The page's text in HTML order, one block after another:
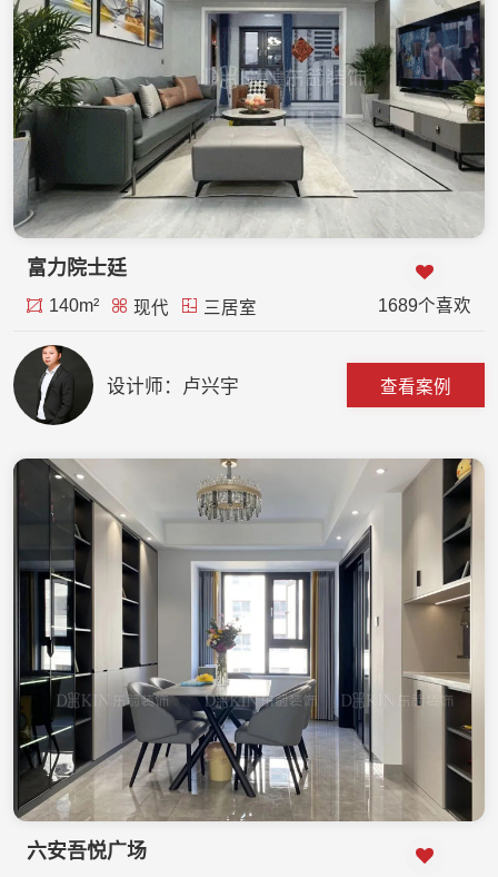
富力院士廷
140m² 现代 三居室 1689个喜欢
设计师：卢兴宇 查看案例
六安吾悦广场